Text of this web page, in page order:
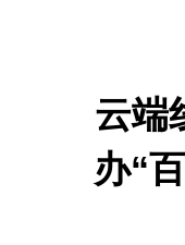
云端
办“